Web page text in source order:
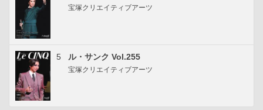
宝塚クリエイティブアーツ
5 ル・サンク Vol.255
宝塚クリエイティブアーツ